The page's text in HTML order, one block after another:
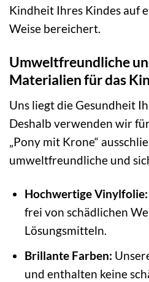
Kindheit Ihres Kindes auf
Weise bereichert.
Umweltfreundliche
Materialien für das
Uns liegt die Gesundheit
Deshalb verwenden wir
„Pony mit Krone“
umweltfreundliche und
Hochwertige Vinylfolie:
frei von schädlichen
Lösungsmitteln.
Brillante Farben:
und enthalten keine